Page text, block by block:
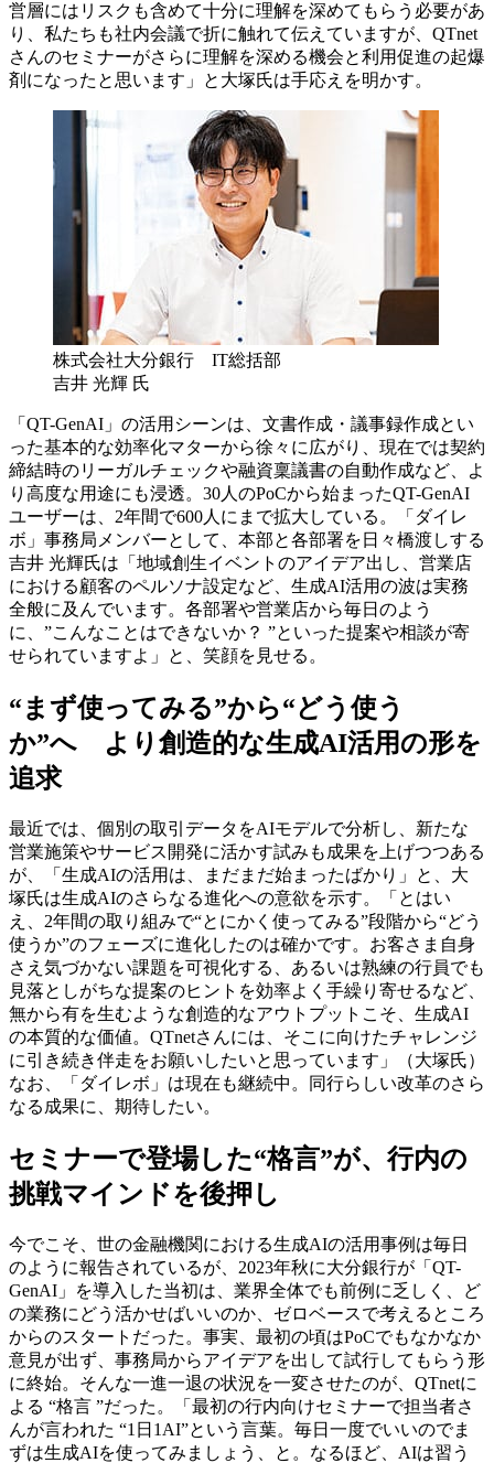
営層にはリスクも含めて十分に理解を深めてもらう必要があ
り、私たちも社内会議で折に触れて伝えて​いますが、QTnet
さんのセミナーがさらに理解を深める機会と利用促進の起爆
剤になったと思います」と大塚氏は手応えを明かす。
株式会社大分銀行 IT総括部
吉井 光輝 氏
「QT-GenAI」の活用シーンは、文書作成・議事録作成とい
った基本的な効率化マターから徐々に広がり、現在では契約
締結時の​リーガルチェックや融資稟議書の自動作成など、よ
り高度な用途にも浸透。30人のPoCから始まったQT-GenAI
ユーザーは、2年​間で600人にまで拡大している。「ダイレ
ボ」事務局メンバーとして、本部と各部署を日々橋渡しする
吉井 光輝氏は「地域創生イベ​ントのアイデア出し、営業店
における顧客のペルソナ設定など、​生成AI活用の波は実務
全般に及んでいます。各部署や営業店から​毎日のよう
に、”こんなことはできないか？ ”といった提案や相談​が寄
せられていますよ」と、笑顔を見せる。​
“まず使ってみる”から“どう使う
か”へ より創造的な生成AI活用の形を
追求​
最近では、個別の取引データをAIモデルで分析し、新たな
営業施策やサービス開発に活かす試みも成果を上げつつある
が、「生成AIの活用は、まだまだ始まったばかり」と、大
塚氏は生成AIのさらなる進化への意欲を示す。「とはい
え、2年間の取り組みで“とにかく使ってみる”段階から“どう
使うか”のフェーズに進化したのは確かです。お客さま自身
さえ気づかない課題を可視化する、あるいは熟練の行員でも
見落としがちな提案のヒントを効率よく手繰り寄せるなど、
無から有を生むような創造的なアウトプットこそ、生成AI
の本質的な価値。QTnetさんには、そこに向けたチャレンジ
に引き続き伴走をお願いしたいと思っています」（大塚氏）​
なお、「ダイレボ」は現在も継続中。同行らしい改革のさら
なる成果に、期待したい。
セミナーで登場した“格言”が、行内の
挑戦マインドを後押し​
今でこそ、世の金融機関における生成AIの活用事例は毎日
のように報告されているが、2023年秋に大分銀行が「QT-
GenAI」を​導入した当初は、業界全体でも前例に乏しく、ど
の業務にどう活かせばいいのか、ゼロベースで考えるところ
からのスタートだった。​事実、最初の頃はPoCでもなかなか
意見が出ず、事務局からアイデアを出して試行してもらう形
に終始。そんな一進一退の状況を一変させたのが、QTnetに
よる “格言 ”だった。「最初の行内向けセミナーで担当者さ
んが言われた “1日1AI”という言葉。毎日一度でいいのでま
ずは生成AIを使ってみましょう、と。なるほど、AIは習う